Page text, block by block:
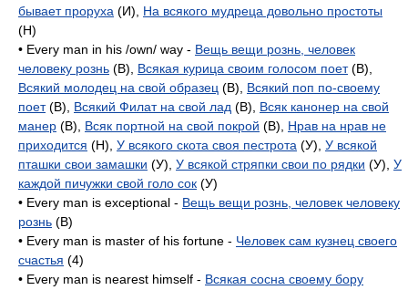
бывает проруха (И), На всякого мудреца довольно простоты
(H)
• Every man in his /own/ way - Вещь вещи рознь, человек
человеку рознь (B), Всякая курица своим голосом поет(B),
Всякий молодец на свой образец (B), Всякий поп по-своему
поет(B), Всякий Филат на свой лад (B), Всяк канонер на свой
манер (B), Всяк портной на свой покрой (B), Нрав на нрав не
приходится (H), У всякого скота своя пестрота (У), У всякой
пташки свои замашки (У), У всякой стряпки свои по рядки (У), У
каждой пичужки свой голо сок (У)
• Every man is exceptional - Вещь вещи рознь, человек человеку
рознь (B)
• Every man is master of his fortune - Человек сам кузнец своего
счастья (4)
• Every man is nearest himself - Всякая сосна своему бору